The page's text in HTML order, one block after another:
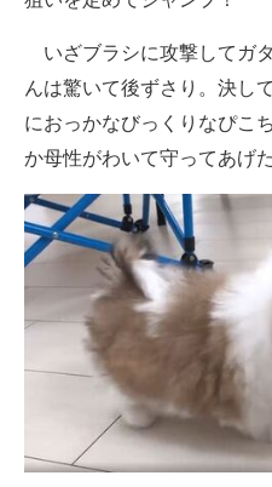
いざブラシに攻撃してガ
んは驚いて後ずさり。決し
におっかなびっくりなぴこ
か母性がわいて守ってあげ